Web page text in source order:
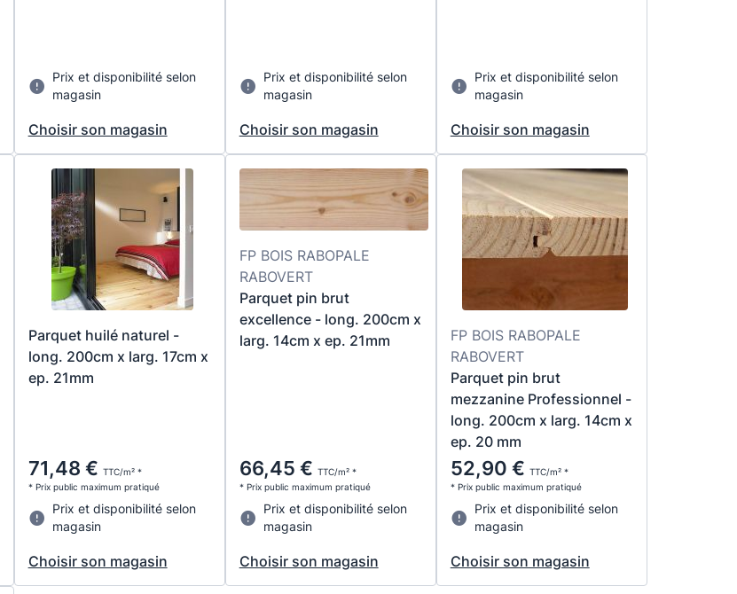
Prix et disponibilité selon
magasin
Choisir son magasin
Prix et disponibilité selon
magasin
Choisir son magasin
Prix et disponibilité selon
magasin
Choisir son magasin
Parquet huilé naturel -
long. 200cm x larg. 17cm x
ep. 21mm
71,48 € TTC/m² *
* Prix public maximum pratiqué
Prix et disponibilité selon
magasin
Choisir son magasin
FP BOIS RABOPALE
RABOVERT
Parquet pin brut
excellence - long. 200cm x
larg. 14cm x ep. 21mm
66,45 € TTC/m² *
* Prix public maximum pratiqué
Prix et disponibilité selon
magasin
Choisir son magasin
FP BOIS RABOPALE
RABOVERT
Parquet pin brut
mezzanine Professionnel -
long. 200cm x larg. 14cm x
ep. 20 mm
52,90 € TTC/m² *
* Prix public maximum pratiqué
Prix et disponibilité selon
magasin
Choisir son magasin